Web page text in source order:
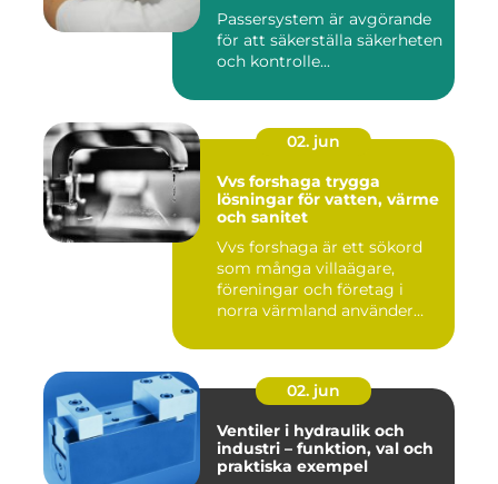
Passersystem är avgörande
för att säkerställa säkerheten
och kontrolle...
02. jun
Vvs forshaga trygga
lösningar för vatten, värme
och sanitet
Vvs forshaga är ett sökord
som många villaägare,
föreningar och företag i
norra värmland använder
02. jun
Ventiler i hydraulik och
industri – funktion, val och
praktiska exempel